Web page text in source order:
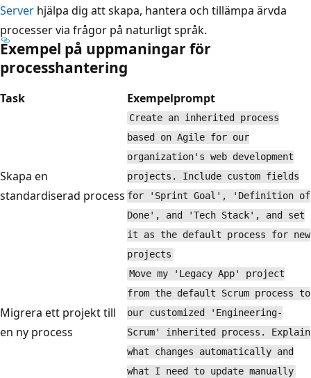
Server hjälpa dig att skapa, hantera och tillämpa ärvda
processer via frågor på naturligt språk.
Exempel på uppmaningar för
processhantering
Task Exempelprompt
Skapa en
standardiserad process
Create an inherited process
based on Agile for our
organization's web development
projects. Include custom fields
for 'Sprint Goal', 'Definition of
Done', and 'Tech Stack', and set
it as the default process for new
projects
Migrera ett projekt till
en ny process
Move my 'Legacy App' project
from the default Scrum process to
our customized 'Engineering-
Scrum' inherited process. Explain
what changes automatically and
what I need to update manually